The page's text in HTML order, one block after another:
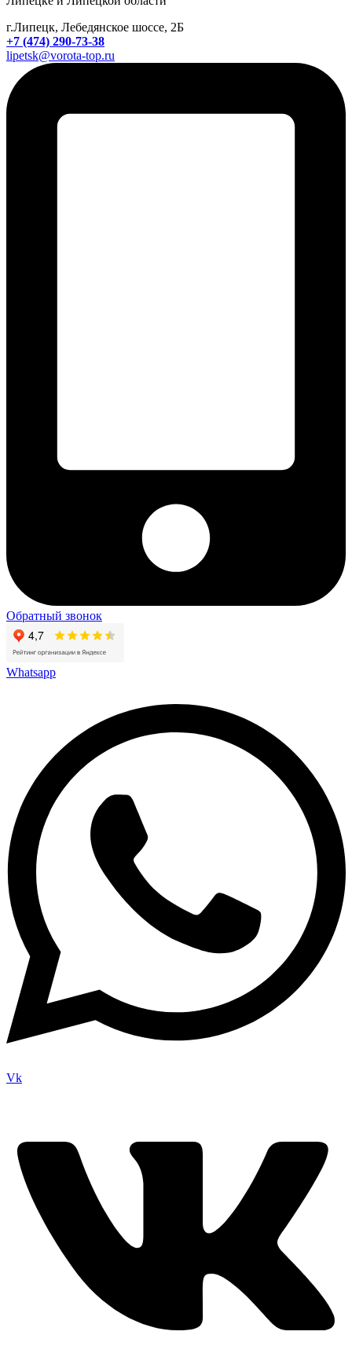
г.Липецк, Лебедянское шоссе, 2Б
+7 (474) 290-73-38
lipetsk@vorota-top.ru
Обратный звонок
Whatsapp
Vk